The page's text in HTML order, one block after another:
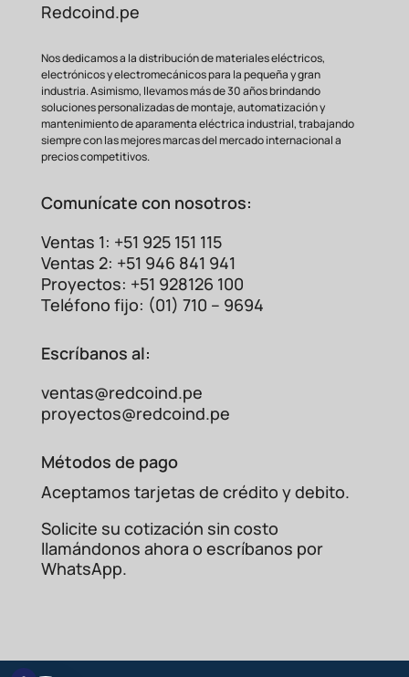
CaracterísticaAnalógico
Digital
Redcoind.pe
Nos dedicamos a la distribución de materiales eléctricos,
electrónicos y electromecánicos para la pequeña y gran
industria. Asimismo, llevamos más de 30 años brindando
soluciones personalizadas de montaje, automatización y
mantenimiento de aparamenta eléctrica industrial, trabajando
siempre con las mejores marcas del mercado internacional a
precios competitivos.
Comunícate con nosotros:
Ventas 1: +51 925 151 115
Ventas 2: +51 946 841 941
Proyectos: +51 928126 100
Teléfono fijo: (01) 710 – 9694
Escríbanos al:
ventas@redcoind.pe
proyectos@redcoind.pe
Métodos de pago
Aceptamos tarjetas de crédito y debito.
Solicite su cotización sin costo
llamándonos ahora o escríbanos por
WhatsApp.